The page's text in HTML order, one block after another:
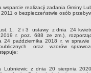
realizacji zadania Gminy
o bezpieczeństwie osób
1, 2 i 3 ustawy z dnia 24
r. poz. 688 ze zm.),
października 2018 r. w sprawie
oraz wzorów
Lubniewic z dnia 20 sierpnia